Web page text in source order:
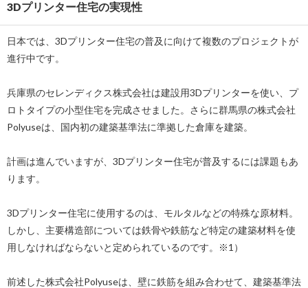
3Dプリンター住宅の実現性
日本では、3Dプリンター住宅の普及に向けて複数のプロジェクトが
進行中です。
兵庫県のセレンディクス株式会社は建設用3Dプリンターを使い、プ
ロトタイプの小型住宅を完成させました。さらに群馬県の株式会社
Polyuseは、国内初の建築基準法に準拠した倉庫を建築。
計画は進んでいますが、3Dプリンター住宅が普及するには課題もあ
ります。
3Dプリンター住宅に使用するのは、モルタルなどの特殊な原材料。
しかし、主要構造部については鉄骨や鉄筋など特定の建築材料を使
用しなければならないと定められているのです。※1）
前述した株式会社Polyuseは、壁に鉄筋を組み合わせて、建築基準法